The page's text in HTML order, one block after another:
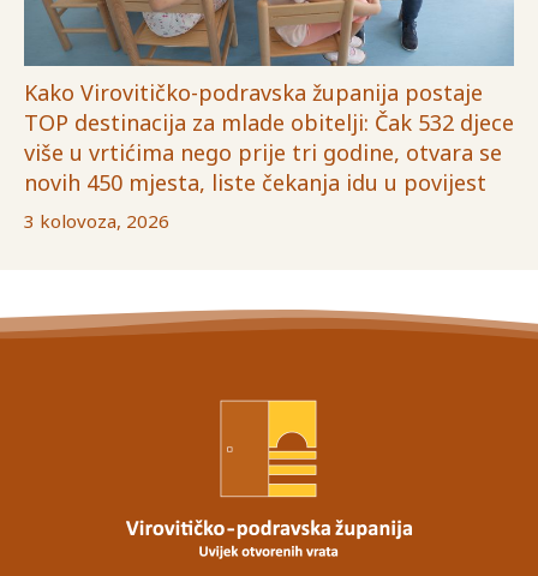
Kako Virovitičko-podravska županija postaje
TOP destinacija za mlade obitelji: Čak 532 djece
više u vrtićima nego prije tri godine, otvara se
novih 450 mjesta, liste čekanja idu u povijest
3 kolovoza, 2026